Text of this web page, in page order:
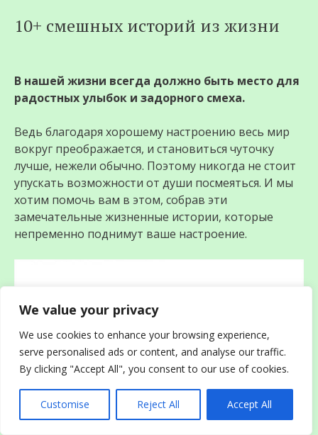
We value your privacy
We use cookies to enhance your browsing experience,
serve personalised ads or content, and analyse our traffic.
By clicking "Accept All", you consent to our use of cookies.
Customise Reject All Accept All
10+ смешных историй из жизни
В нашей жизни всегда должно быть место для
радостных улыбок и задорного смеха.
Ведь благодаря хорошему настроению весь мир
вокруг преображается, и становиться чуточку
лучше, нежели обычно. Поэтому никогда не стоит
упускать возможности от души посмеяться. И мы
хотим помочь вам в этом, собрав эти
замечательные жизненные истории, которые
непременно поднимут ваше настроение.